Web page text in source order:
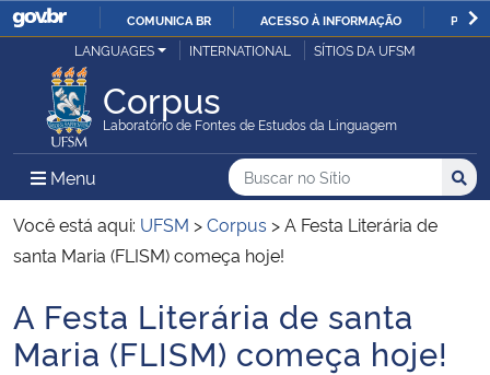
IR
COMUNICA BR ACESSO À INFORMAÇÃO
Ministério da Justiça e Segurança Pública
Ministério da Defesa
Ministério das Relações Exteriores
Ministério da Infraestrutura
LANGUAGES INTERNATIONAL SÍTIOS DA UFSM
Corpus
Laboratório de Fontes de Estudos da Linguagem
Menu Menu Principal do Sítio
Busca
Buscar no no Sítio
Busca:
Você está aqui: UFSM >Corpus >A Festa Literária de
santa Maria (FLISM) começa hoje!
Início do conteúdo
A Festa Literária de santa
Maria (FLISM) começa hoje!